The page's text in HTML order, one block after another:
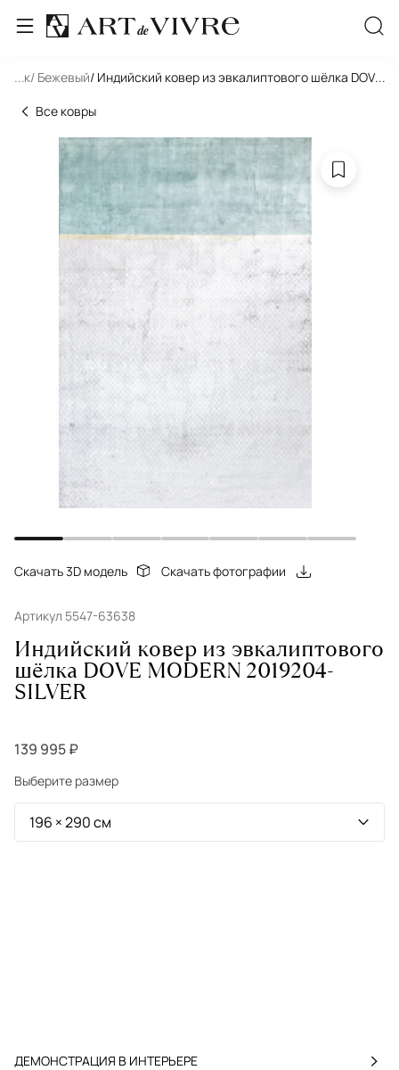
... / Бежевый/ Индийский ковер из эвкалиптового шёлка DOVE...
Все ковры
Скачать 3D модель Скачать фотографии
Артикул 5547-63638
Индийский ковер из эвкалиптового
шёлка DOVE MODERN 2019204-
SILVER
139 995 ₽
Выберите размер
ДЕМОНСТРАЦИЯ В ИНТЕРЬЕРЕ